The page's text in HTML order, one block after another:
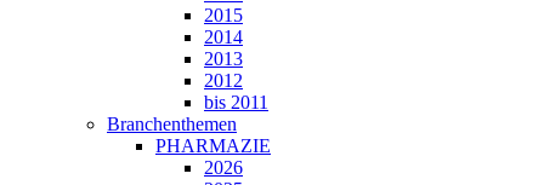
2015
2014
2013
2012
bis 2011
Branchenthemen
PHARMAZIE
2026